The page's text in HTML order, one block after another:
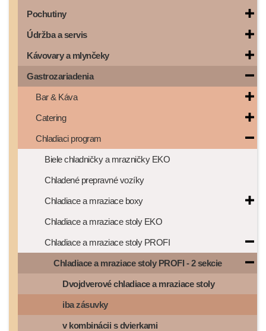
Pochutiny
Údržba a servis
Kávovary a mlynčeky
Gastrozariadenia
Bar & Káva
Catering
Chladiaci program
Biele chladničky a mrazničky EKO
Chladené prepravné vozíky
Chladiace a mraziace boxy
Chladiace a mraziace stoly EKO
Chladiace a mraziace stoly PROFI
Chladiace a mraziace stoly PROFI - 2 sekcie
Dvojdverové chladiace a mraziace stoly
iba zásuvky
v kombinácii s dvierkami